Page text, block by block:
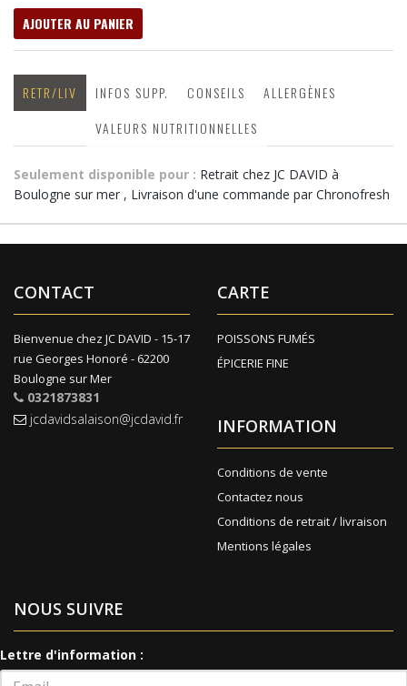
AJOUTER AU PANIER
RETR/LIV INFOS SUPP. CONSEILS
ALLERGÈNES
VALEURS NUTRITIONNELLES
Seulement disponible pour : Retrait chez JC DAVID à
Boulogne sur mer , Livraison d'une commande par Chronofresh
CONTACT
Bienvenue chez JC DAVID - 15-17
rue Georges Honoré - 62200
Boulogne sur Mer
0321873831
jcdavidsalaison@jcdavid.fr
CARTE
POISSONS FUMÉS
ÉPICERIE FINE
INFORMATION
Conditions de vente
Contactez nous
Conditions de retrait / livraison
Mentions légales
NOUS SUIVRE
Lettre d'information :